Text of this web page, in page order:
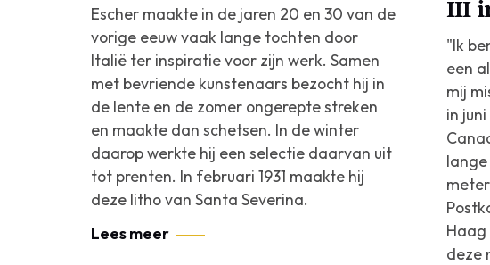
Escher maakte in de jaren 20 en 30 van de
vorige eeuw vaak lange tochten door
Italië ter inspiratie voor zijn werk. Samen
met bevriende kunstenaars bezocht hij in
de lente en de zomer ongerepte streken
en maakte dan schetsen. In de winter
daarop werkte hij een selectie daarvan uit
tot prenten. In februari 1931 maakte hij
deze litho van Santa Severina.
Lees meer
III
"Ik
een
mij
in
lange
Haag
deze